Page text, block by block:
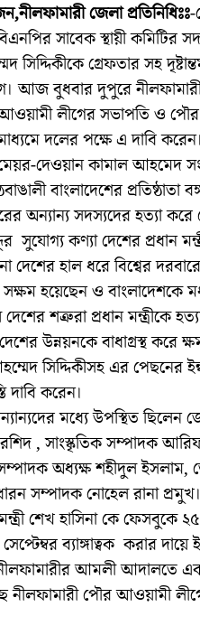
জেলা প্রতিনিধিঃঃ-
সাবেক স্থায়ী কমিটির
সিদ্দিকীকে গ্রেফতার সহ
আজ বুধবার দুপুরে
আওয়ামী লীগের সভাপতি ও
দলের পক্ষে এ দাবি করেন।
দেওয়ান কামাল আহমেদ
বাংলাদেশের
অন্যান্য সদস্যদের হত্যা করে
সুযোগ্য কণ্যা দেশের প্রধান
দেশের হাল ধরে বিশ্বের
সক্ষম হয়েছেন ও
শত্রুরা প্রধান মন্ত্রীকে
উন্নয়নকে বাধাগ্রস্থ করে
সিদ্দিকীসহ এর পেছনের
দাবি করেন।
মধ্যে উপস্থিত
, সাংস্কৃতিক সম্পাদক
অধ্যক্ষ শহীদুল ইসলাম,
সম্পাদক নোহেল রানা প্রমুখ।
শেখ হাসিনা কে ফেসবুকে
ব্যাঙ্গাত্বক করার
আমলী আদালতে
নীলফামারী পৌর আওয়ামী